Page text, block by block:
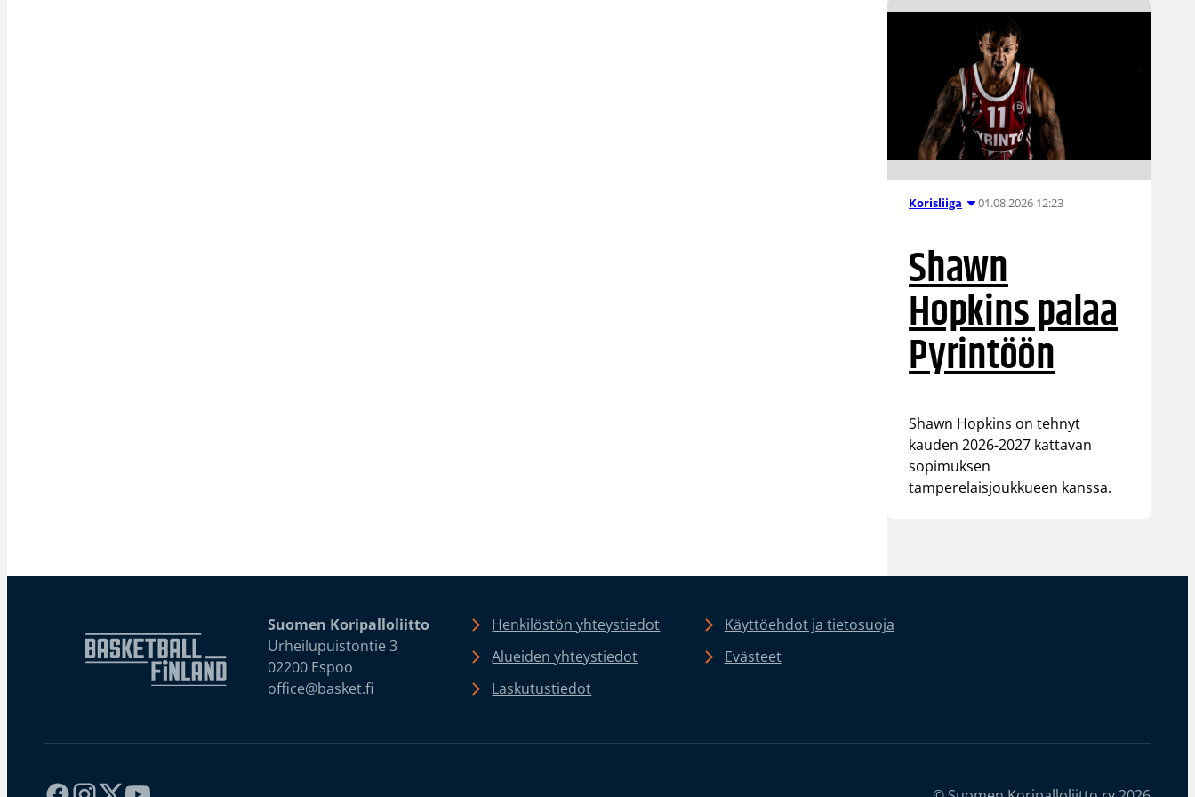
Korisliiga 01.08.2026 12:23
Shawn
Hopkins palaa
Pyrintöön
Shawn Hopkins on tehnyt
kauden 2026-2027 kattavan
sopimuksen
tamperelaisjoukkueen kanssa.
Suomen Koripalloliitto
Urheilupuistontie 3
02200 Espoo
office@basket.fi
Henkilöstön yhteystiedot
Alueiden yhteystiedot
Laskutustiedot
Käyttöehdot ja tietosuoja
Evästeet